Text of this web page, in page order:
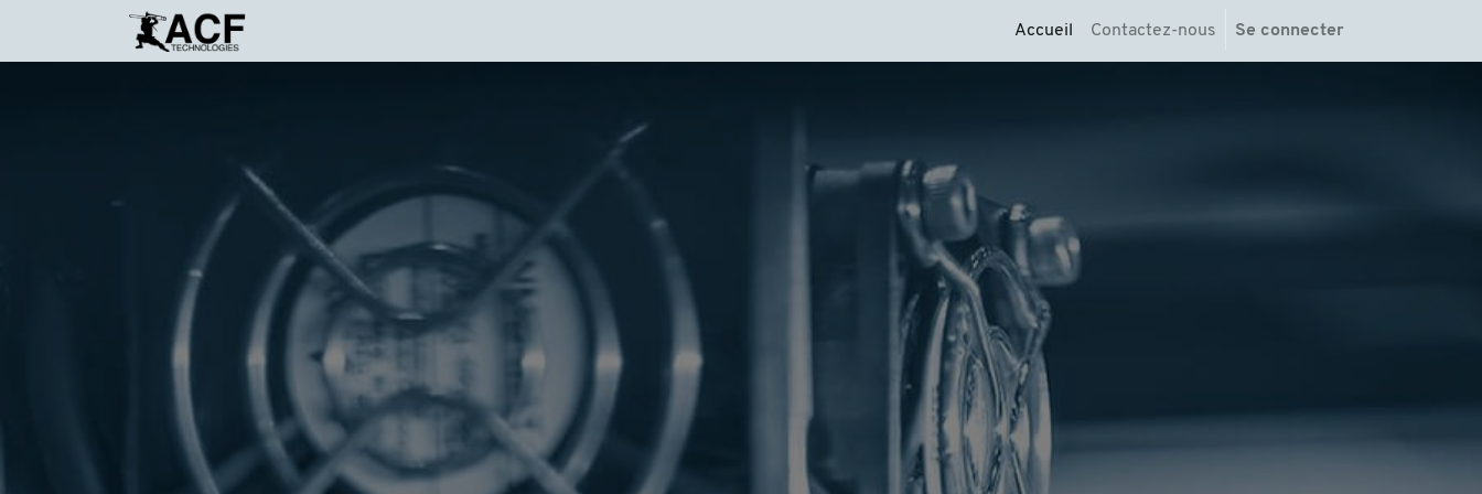
Accueil Contactez-nous Se connecter